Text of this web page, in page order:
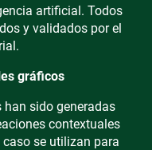
artificial. Todos
y validados por el
gráficos
sido generadas
contextuales
se utilizan para